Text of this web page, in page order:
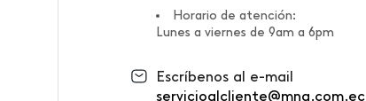
Horario de atención:
Lunes a viernes de 9am a 6pm
Escríbenos al e-mail
servicioalcliente@mng.com.ec